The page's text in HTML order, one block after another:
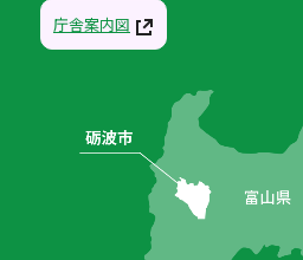
庁舎案内図